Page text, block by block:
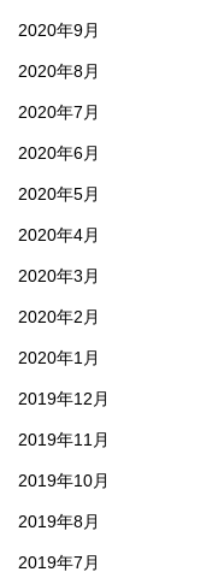
2020年9月
2020年8月
2020年7月
2020年6月
2020年5月
2020年4月
2020年3月
2020年2月
2020年1月
2019年12月
2019年11月
2019年10月
2019年8月
2019年7月